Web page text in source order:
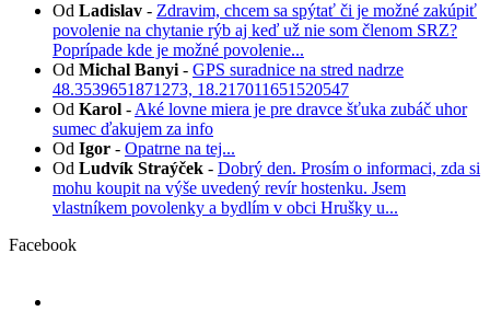
Od Ladislav - Zdravim, chcem sa spýtať či je možné zakúpiť
povolenie na chytanie rýb aj keď už nie som členom SRZ?
Poprípade kde je možné povolenie...
Od Michal Banyi - GPS suradnice na stred nadrze
48.3539651871273, 18.217011651520547
Od Karol - Aké lovne miera je pre dravce šťuka zubáč uhor
sumec ďakujem za info
Od Igor - Opatrne na tej...
Od Ludvík Straýček - Dobrý den. Prosím o informaci, zda si
mohu koupit na výše uvedený revír hostenku. Jsem
vlastníkem povolenky a bydlím v obci Hrušky u...
Facebook